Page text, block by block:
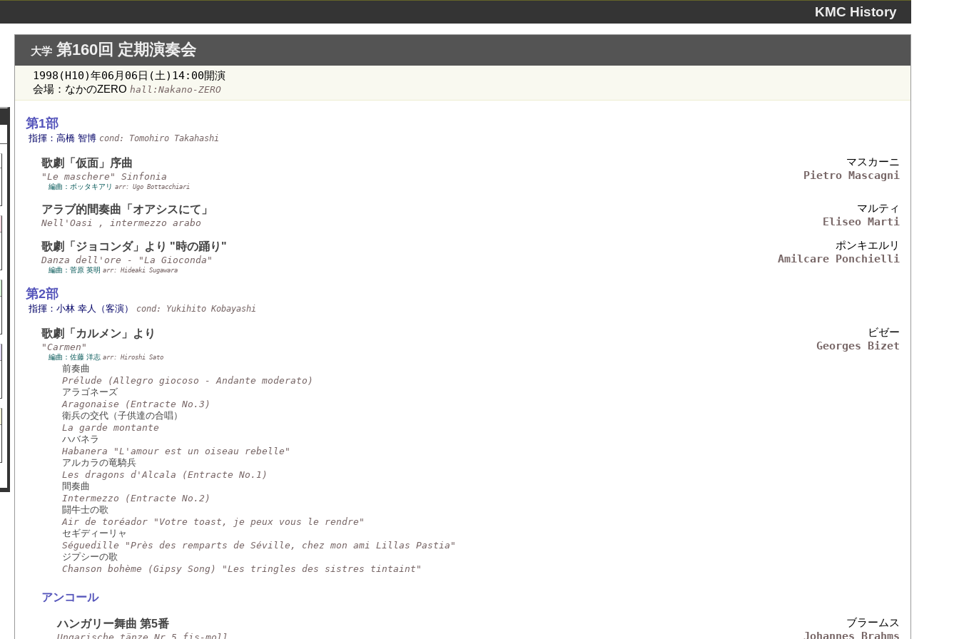
KMC History
大学 第160回 定期演奏会
1998(H10)年06月06日(土)14:00開演
会場：なかのZERO hall:Nakano-ZERO
第1部
指揮：高橋 智博 cond: Tomohiro Takahashi
マスカーニ
Pietro Mascagni
歌劇「仮面」序曲
"Le maschere" Sinfonia
編曲：ボッタキアリ arr: Ugo Bottacchiari
マルティ
Eliseo Marti
アラブ的間奏曲「オアシスにて」
Nell'Oasi , intermezzo arabo
ポンキエルリ
Amilcare Ponchielli
歌劇「ジョコンダ」より "時の踊り"
Danza dell'ore - "La Gioconda"
編曲：菅原 英明 arr: Hideaki Sugawara
第2部
指揮：小林 幸人（客演） cond: Yukihito Kobayashi
ビゼー
Georges Bizet
歌劇「カルメン」より
"Carmen"
編曲：佐藤 洋志 arr: Hiroshi Sato
前奏曲
Prélude (Allegro giocoso - Andante moderato)
アラゴネーズ
Aragonaise (Entracte No.3)
衛兵の交代（子供達の合唱）
La garde montante
ハバネラ
Habanera "L'amour est un oiseau rebelle"
アルカラの竜騎兵
Les dragons d'Alcala (Entracte No.1)
間奏曲
Intermezzo (Entracte No.2)
闘牛士の歌
Air de toréador "Votre toast, je peux vous le rendre"
セギディーリャ
Séguedille "Près des remparts de Séville, chez mon ami Lillas Pastia"
ジプシーの歌
Chanson bohème (Gipsy Song) "Les tringles des sistres tintaint"
アンコール
ブラームス
Johannes Brahms
ハンガリー舞曲 第5番